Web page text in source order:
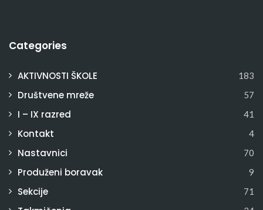
Categories
AKTIVNOSTI ŠKOLE 183
Društvene mreže 57
I – IX razred 41
Kontakt 4
Nastavnici 70
Produženi boravak 9
Sekcije 71